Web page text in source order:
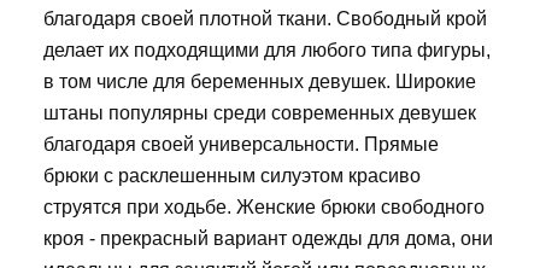
благодаря своей плотной ткани. Свободный крой
делает их подходящими для любого типа фигуры,
в том числе для беременных девушек. Широкие
штаны популярны среди современных девушек
благодаря своей универсальности. Прямые
брюки с расклешенным силуэтом красиво
струятся при ходьбе. Женские брюки свободного
кроя - прекрасный вариант одежды для дома, они